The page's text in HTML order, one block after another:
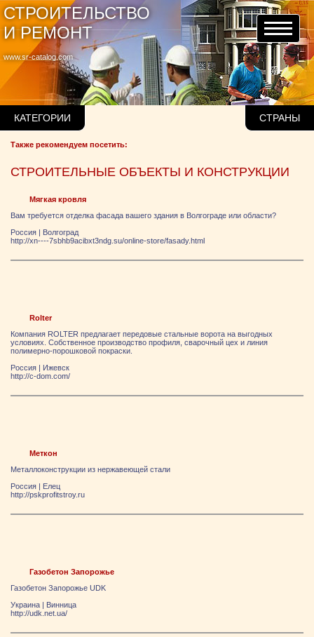
www.sr-catalog.com
СТРОИТЕЛЬСТВО
И РЕМОНТ
КАТЕГОРИИ СТРАНЫ
Также рекомендуем посетить:
СТРОИТЕЛЬНЫЕ ОБЪЕКТЫ И КОНСТРУКЦИИ
Мягкая кровля
Вам требуется отделка фасада вашего здания в Волгограде или области?
Россия | Волгоград
http://xn----7sbhb9acibxt3ndg.su/online-store/fasady.html
Rolter
Компания ROLTER предлагает передовые стальные ворота на выгодных
условиях. Собственное производство профиля, сварочный цех и линия
полимерно-порошковой покраски.
Россия | Ижевск
http://c-dom.com/
Меткон
Металлоконструкции из нержавеющей стали
Россия | Елец
http://pskprofitstroy.ru
Газобетон Запорожье
Газобетон Запорожье UDK
Украина | Винница
http://udk.net.ua/